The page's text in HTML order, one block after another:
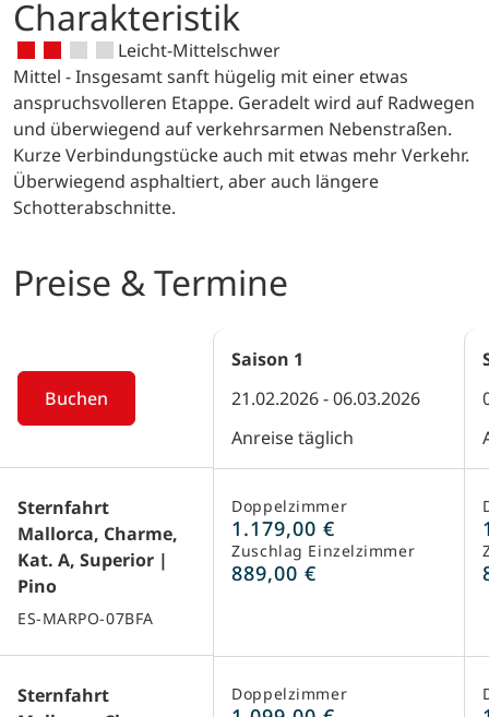
Charakteristik
Leicht-Mittelschwer
Mittel - Insgesamt sanft hügelig mit einer etwas
anspruchsvolleren Etappe. Geradelt wird auf Radwegen
und überwiegend auf verkehrsarmen Nebenstraßen.
Kurze Verbindungstücke auch mit etwas mehr Verkehr.
Überwiegend asphaltiert, aber auch längere
Schotterabschnitte.
Preise & Termine
Buchen
Sternfahrt
Mallorca, Charme,
Kat. A, Superior |
Pino
ES-MARPO-07BFA
Sternfahrt
Saison 1
21.02.2026 - 06.03.2026
Anreise täglich
Doppelzimmer
1.179,00 €
Zuschlag Einzelzimmer
889,00 €
Doppelzimmer